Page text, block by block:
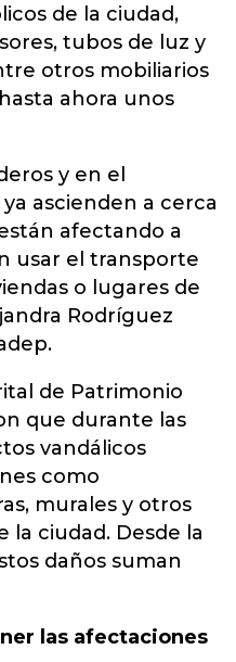
de la ciudad,
tubos de luz y
otros mobiliarios
ahora unos
y en el
ascienden a cerca
afectando a
usar el transporte
o lugares de
Rodríguez
de Patrimonio
que durante las
vandálicos
como
murales y otros
ciudad. Desde la
daños suman
las afectaciones